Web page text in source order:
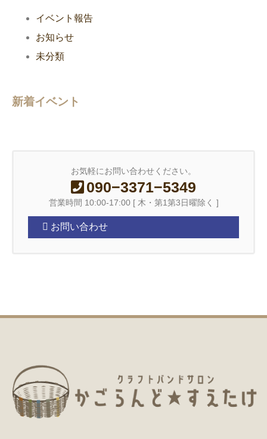
イベント報告
お知らせ
未分類
新着イベント
お気軽にお問い合わせください。
090−3371−5349
営業時間 10:00-17:00 [ 木・第1第3日曜除く ]
お問い合わせ